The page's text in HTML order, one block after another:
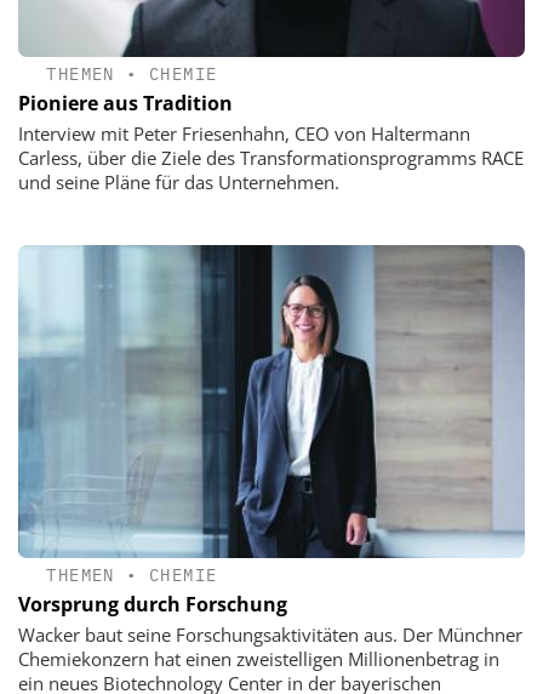
THEMEN • CHEMIE
Pioniere aus Tradition
Interview mit Peter Friesenhahn, CEO von Haltermann
Carless, über die Ziele des Transformationsprogramms RACE
und seine Pläne für das Unternehmen.
THEMEN • CHEMIE
Vorsprung durch Forschung
Wacker baut seine Forschungsaktivitäten aus. Der Münchner
Chemiekonzern hat einen zweistelligen Millionenbetrag in
ein neues Biotechnology Center in der bayerischen